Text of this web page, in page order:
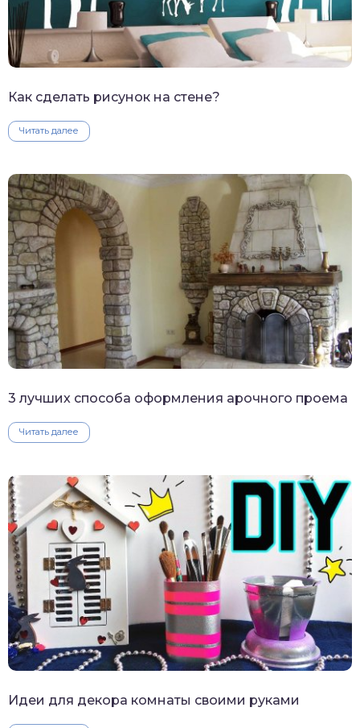
Как сделать рисунок на стене?
Читать далее
3 лучших способа оформления арочного проема
Читать далее
Идеи для декора комнаты своими руками